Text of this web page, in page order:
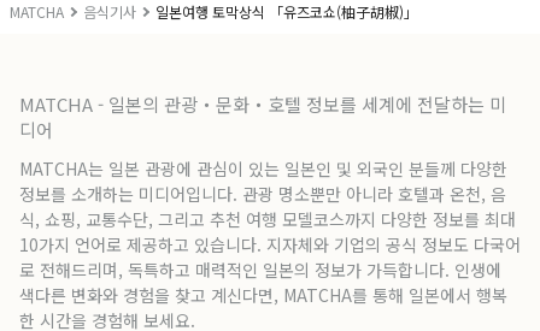
MATCHA 음식기사 일본여행 토막상식 「유즈코쇼(柚子胡椒)」
MATCHA - 일본의 관광・문화・호텔 정보를 세계에 전달하는 미
디어
MATCHA는 일본 관광에 관심이 있는 일본인 및 외국인 분들께 다양한
정보를 소개하는 미디어입니다. 관광 명소뿐만 아니라 호텔과 온천, 음
식, 쇼핑, 교통수단, 그리고 추천 여행 모델코스까지 다양한 정보를 최대
10가지 언어로 제공하고 있습니다. 지자체와 기업의 공식 정보도 다국어
로 전해드리며, 독특하고 매력적인 일본의 정보가 가득합니다. 인생에
색다른 변화와 경험을 찾고 계신다면, MATCHA를 통해 일본에서 행복
한 시간을 경험해 보세요.